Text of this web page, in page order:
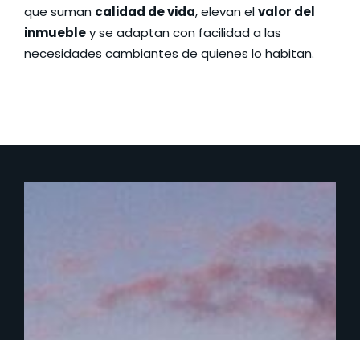
que suman calidad de vida, elevan elvalor del
inmuebley se adaptan con facilidad a las
necesidades cambiantes de quienes lo habitan.